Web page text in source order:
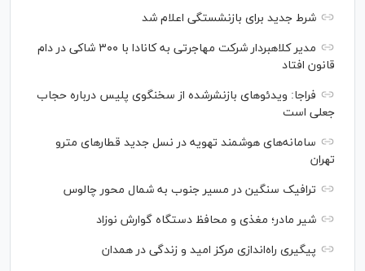
شرط جدید برای بازنشستگی اعلام شد
مدیر کلاهبردار شرکت مهاجرتی به کانادا با ۳۰۰ شاکی در دام
قانون افتاد
فراجا: ویدئو‌های بازنشرشده از سخنگوی پلیس درباره حجاب
جعلی است
سامانه‌های هوشمند تهویه در نسل جدید قطار‌های مترو
تهران
ترافیک سنگین در مسیر جنوب به شمال محور چالوس
شیر مادر؛ مغذی و محافظ دستگاه گوارش نوزاد
پیگیری راه‌اندازی مرکز امید و زندگی در همدان